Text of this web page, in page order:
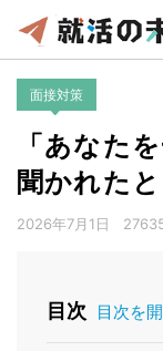
面接対策
「あなた
聞かれた
2026年7月1日
目次 目次を開